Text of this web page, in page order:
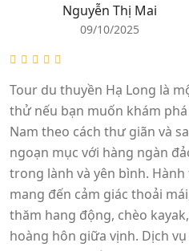
Nguyễn Thị Mai
09/10/2025
Tour du thuyền Hạ Long là
thử nếu bạn muốn khám
Nam theo cách thư giãn và
ngoạn mục với hàng ngàn
trong lành và yên bình.
mang đến cảm giác thoải
thăm hang động, chèo
hoàng hôn giữa vịnh. Dịch